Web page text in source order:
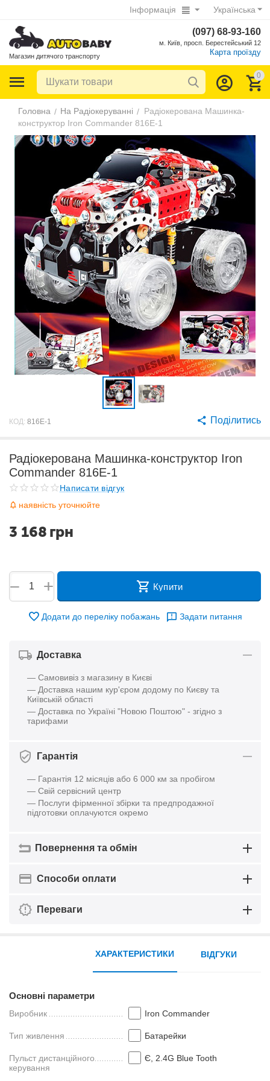
Українська
Інформація
Магазин дитячого транспорту
(097) 68-93-160
м. Київ, просп. Берестейський 12
Карта проїзду
0
Головна / На Радіокеруванні / Радіокерована Машинка-
конструктор Iron Commander 816E-1
КОД: 816E-1 Поділитись
Радіокерована Машинка-конструктор Iron
Commander 816E-1
Написати відгук
наявність уточнюйте
3 168 грн
+
− Купити
Додати до переліку побажань Задати питання
Доставка
— Самовивіз з магазину в Києві
— Доставка нашим кур'єром додому по Києву та
Київській області
— Доставка по Україні "Новою Поштою" - згідно з
тарифами
Гарантія
— Гарантія 12 місяців або 6 000 км за пробігом
— Свій сервісний центр
— Послуги фірменної збірки та предпродажної
підготовки оплачуются окремо
Повернення та обмін
Способи оплати
Переваги
ХАРАКТЕРИСТИКИ
Основні параметри
Виробник Iron Commander
Тип живлення Батарейки
Пульст дистанційного
керування
Є, 2.4G Blue Tooth
ВІДГУКИ